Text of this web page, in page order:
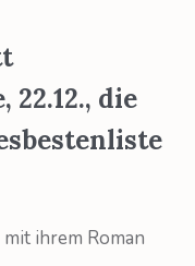
die
ihrem Roman